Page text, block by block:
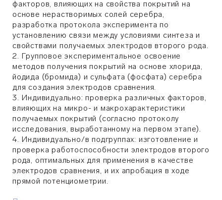
факторов, влияющих на свойства покрытий на
основе нерастворимых солей серебра,
разработка протокола эксперимента по
установлению связи между условиями синтеза и
свойствами получаемых электродов второго рода.
2. Групповое экспериментальное освоение
методов получения покрытий на основе хлорида,
йодида (бромида) и сульфата (фосфата) серебра
для создания электродов сравнения.
3. Индивидуально: проверка различных факторов,
влияющих на микро- и макрохарактеристики
получаемых покрытий (согласно протоколу
исследования, выработанному на первом этапе).
4. Индивидуально/в подгруппах: изготовление и
проверка работоспособности электродов второго
рода, оптимальных для применения в качестве
электродов сравнения, и их апробация в ходе
прямой потенциометрии.